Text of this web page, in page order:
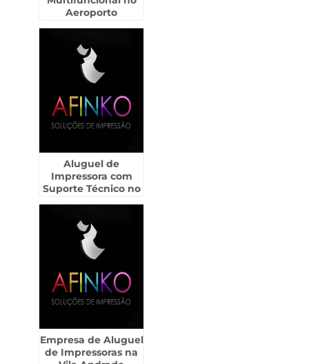
Aeroporto
Aluguel de
Impressora com
Suporte Técnico no
Empresa de Aluguel
de Impressoras na